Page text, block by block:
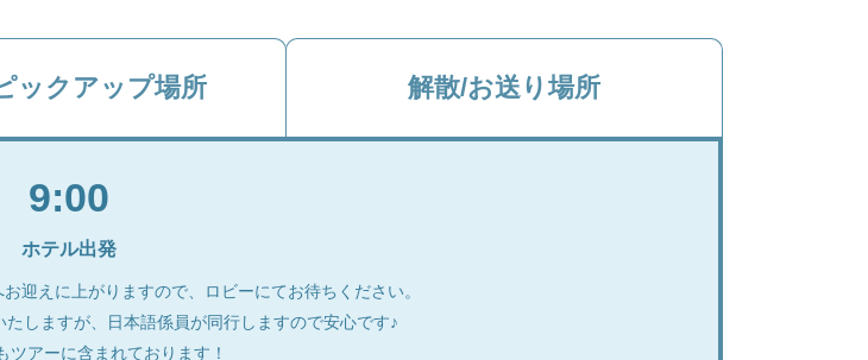
ックアップ場所 解散/お送り場所
9:00
ホテル出発
迎えに上がりますので、ロビーにてお待ちください。
しますが、日本語係員が同行しますので安心です♪
ツアーに含まれております！